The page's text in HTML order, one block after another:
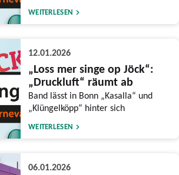
WEITERLESEN
12.01.2026
„Loss mer singe op Jöck“:
„Druckluft“ räumt ab
Band lässt in Bonn „Kasalla“ und
„Klüngelköpp“ hinter sich
WEITERLESEN
06.01.2026